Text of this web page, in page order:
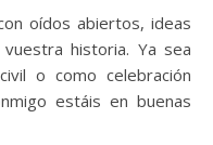
oídos abiertos, ideas
historia. Ya sea
o como celebración
estáis en buenas